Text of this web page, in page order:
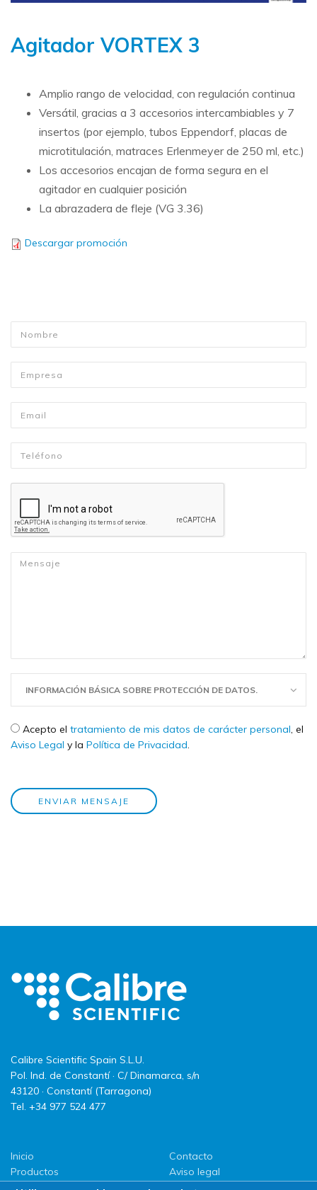
Agitador VORTEX 3
Amplio rango de velocidad, con regulación continua
Versátil, gracias a 3 accesorios intercambiables y 7
insertos (por ejemplo, tubos Eppendorf, placas de
microtitulación, matraces Erlenmeyer de 250 ml, etc.)
Los accesorios encajan de forma segura en el
agitador en cualquier posición
La abrazadera de fleje (VG 3.36)
Descargar promoción
Nombre
Empresa
Email *
Telefono
Mensaje*
INFORMACIÓN BÁSICA SOBRE PROTECCIÓN DE DATOS.
Check legal *
Acepto el tratamiento de mis datos de carácter personal, el
Aviso Legal y la Política de Privacidad.
ENVIAR MENSAJE
Calibre Scientific Spain S.L.U.
Pol. Ind. de Constantí · C/ Dinamarca, s/n
43120 · Constantí (Tarragona)
Tel. +34 977 524 477
Inicio
Productos
LLG
Contacto
Aviso legal
Política de privacidad